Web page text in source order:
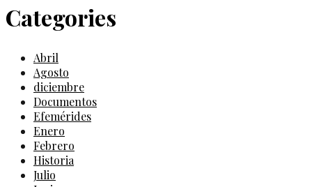
Categories
Abril
Agosto
diciembre
Documentos
Efemérides
Enero
Febrero
Historia
Julio